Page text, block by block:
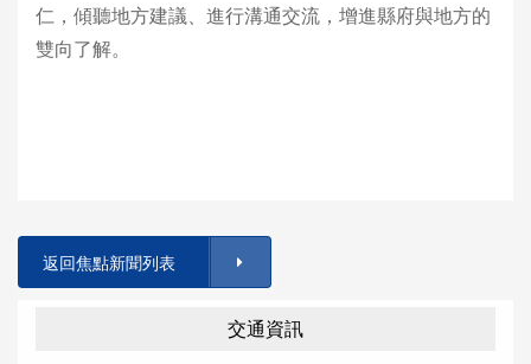
仁，傾聽地方建議、進行溝通交流，增進縣府與地方的
雙向了解。
返回焦點新聞列表
交通資訊